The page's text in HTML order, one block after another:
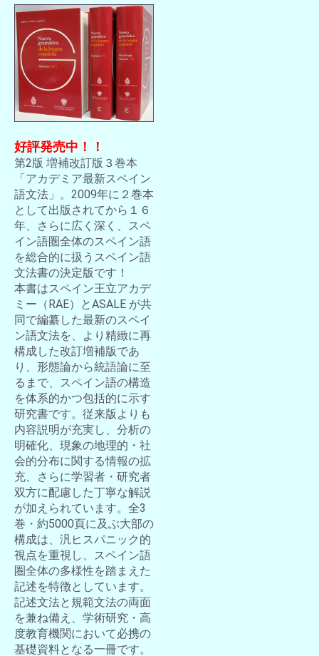
好評発売中！！
第2版 増補改訂版３巻本
「アカデミア最新スペイン
語文法」。2009年に２巻本
として出版されてから１６
年、さらに広く深く、スペ
イン語圏全体のスペイン語
を総合的に扱うスペイン語
文法書の決定版です！
本書はスペイン王立アカデ
ミー（RAE）とASALE が共
同で編纂した最新のスペイ
ン語文法を、より精緻に再
構成した改訂増補版であ
り、形態論から統語論に至
るまで、スペイン語の構造
を体系的かつ包括的に示す
研究書です。従来版よりも
内容説明が充実し、分析の
明確化、現象の地理的・社
会的分布に関する情報の拡
充、さらに学習者・研究者
双方に配慮した丁寧な解説
が加えられています。全3
巻・約5000頁に及ぶ大部の
構成は、汎ヒスパニック的
視点を重視し、スペイン語
圏全体の多様性を踏まえた
記述を特徴としています。
記述文法と規範文法の両面
を兼ね備え、学術研究・高
度教育機関において必携の
基礎資料となる一冊です。